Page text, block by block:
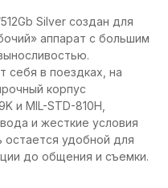
Silver создан для
аппарат с большим
себя в поездках, на
корпус
и MIL-STD-810H,
и жесткие условия
остается удобной для
до общения и съемки.